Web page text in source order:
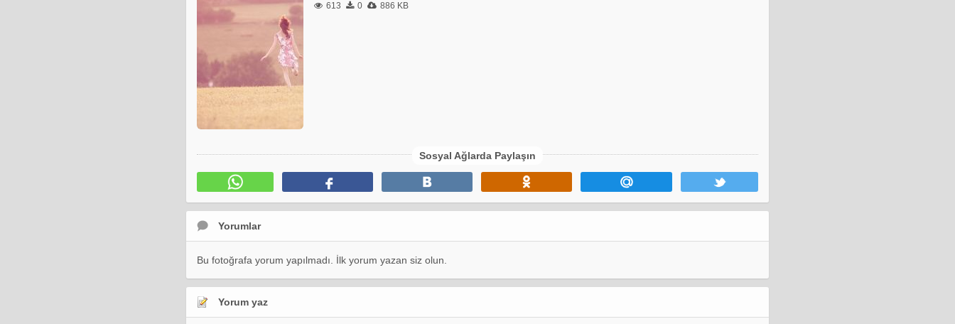
613 0 886 KB
Sosyal Ağlarda Paylaşın
Yorumlar
Bu fotoğrafa yorum yapılmadı. İlk yorum yazan siz olun.
Yorum yaz